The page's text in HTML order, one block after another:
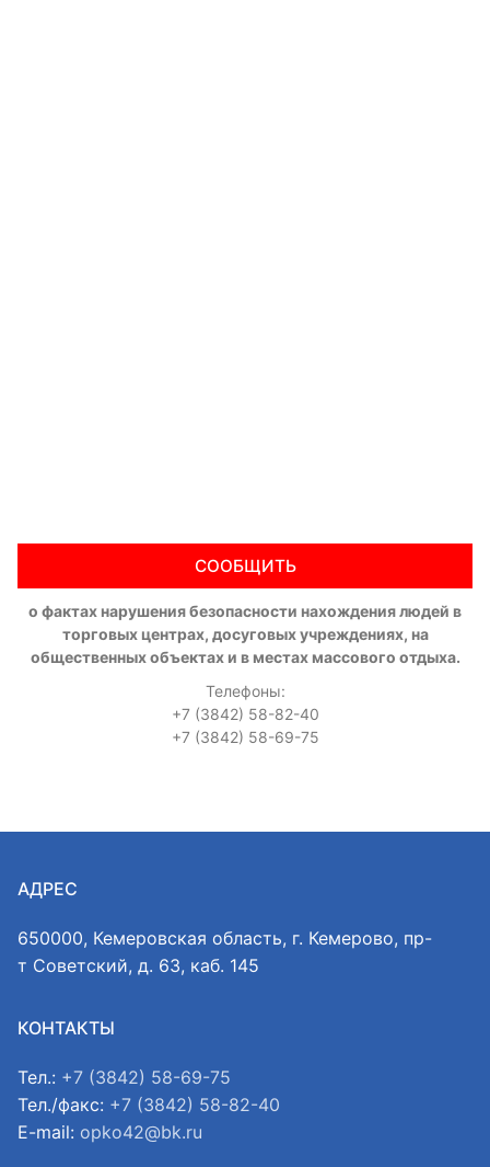
СООБЩИТЬ
о фактах нарушения безопасности нахождения людей в
торговых центрах, досуговых учреждениях, на
общественных объектах и в местах массового отдыха.
Телефоны:
+7 (3842) 58-82-40
+7 (3842) 58-69-75
АДРЕС
650000, Кемеровская область, г. Кемерово, пр-
т Советский, д. 63, каб. 145
КОНТАКТЫ
Тел.: +7 (3842) 58-69-75
Тел./факс: +7 (3842) 58-82-40
E-mail: opko42@bk.ru